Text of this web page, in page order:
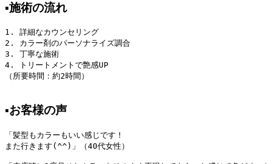
▪️施術の流れ
1. 詳細なカウンセリング
2. カラー剤のパーソナライズ調合
3. 丁寧な施術
4. トリートメントで艶感UP
（所要時間：約2時間）
▪️お客様の声
「髪型もカラーもいい感じです！
また行きます(^^)」（40代女性）